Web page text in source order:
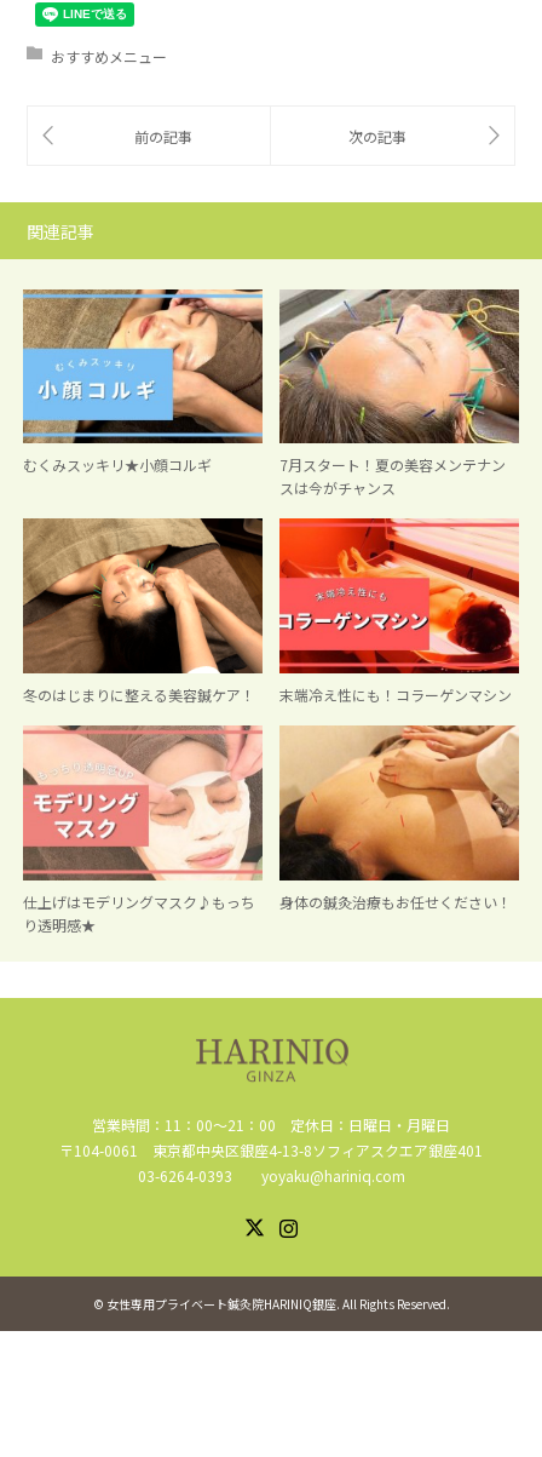
おすすめメニュー
関連記事
むくみスッキリ★小顔コルギ
7月スタート！夏の美容メンテナン
スは今がチャンス
冬のはじまりに整える美容鍼ケア！ 末端冷え性にも！コラーゲンマシン
仕上げはモデリングマスク♪もっち
り透明感★
身体の鍼灸治療もお任せください！
営業時間：11：00～21：00 定休日：日曜日・月曜日
〒104-0061 東京都中央区銀座4-13-8ソフィアスクエア銀座401
03-6264-0393 yoyaku@hariniq.com
© 女性専用プライベート鍼灸院HARINIQ銀座. All Rights Reserved.